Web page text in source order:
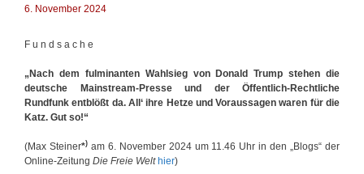
t
n
i
m
e
r
t
6. November 2024
F u n d s a c h e
„Nach dem fulminanten Wahlsieg von Donald Trump stehen die
deutsche Mainstream-Presse und der Öffentlich-Rechtliche
Rundfunk entblößt da. All‘ ihre Hetze und Voraussagen waren für die
Katz. Gut so!“
(Max Steiner*) am 6. November 2024 um 11.46 Uhr in den „Blogs“ der
Online-Zeitung Die Freie Welt hier)